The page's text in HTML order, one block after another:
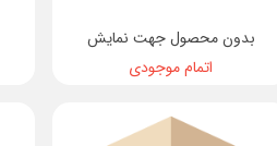
بدون محصول جهت نمایش
اتمام موجودی